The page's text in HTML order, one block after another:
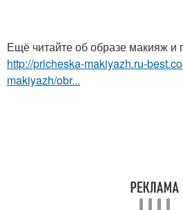
Ещё читайте об образе макияж и
http://pricheska-makiyazh.ru-
makiyazh/obr...